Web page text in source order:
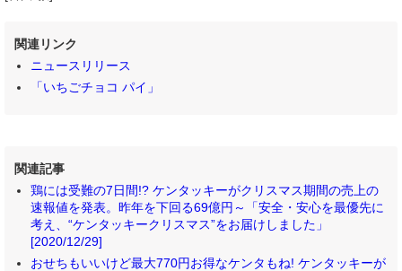
関連リンク
ニュースリリース
「いちごチョコ パイ」
関連記事
鶏には受難の7日間!? ケンタッキーがクリスマス期間の売上の
速報値を発表。昨年を下回る69億円～「安全・安心を最優先に
考え、“ケンタッキークリスマス”をお届けしました」
[2020/12/29]
おせちもいいけど最大770円お得なケンタもね! ケンタッキーが